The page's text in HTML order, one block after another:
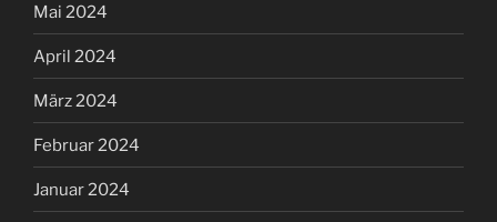
Mai 2024
April 2024
März 2024
Februar 2024
Januar 2024